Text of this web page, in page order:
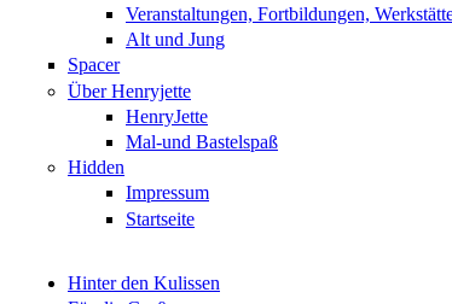
Veranstaltungen, Fortbildungen,
Alt und Jung
Spacer
Über Henryjette
HenryJette
Mal-und Bastelspaß
Hidden
Impressum
Startseite
Hinter den Kulissen